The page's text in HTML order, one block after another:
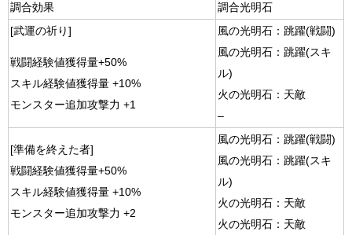
調合効果
調合光明石
[武運の祈り]
戦闘経験値獲得量+50%
スキル経験値獲得量 +10%
モンスター追加攻撃力 +1
風の光明石：跳躍(戦闘)
風の光明石：跳躍(スキ
ル)
火の光明石：天敵
–
[準備を終えた者]
戦闘経験値獲得量+50%
スキル経験値獲得量 +10%
モンスター追加攻撃力 +2
風の光明石：跳躍(戦闘)
風の光明石：跳躍(スキ
ル)
火の光明石：天敵
火の光明石：天敵